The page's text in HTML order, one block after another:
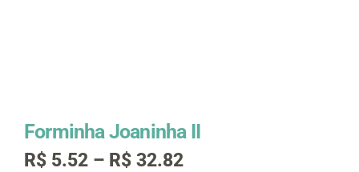
Forminha Joaninha II
R$ 5.52 – R$ 32.82Faixa